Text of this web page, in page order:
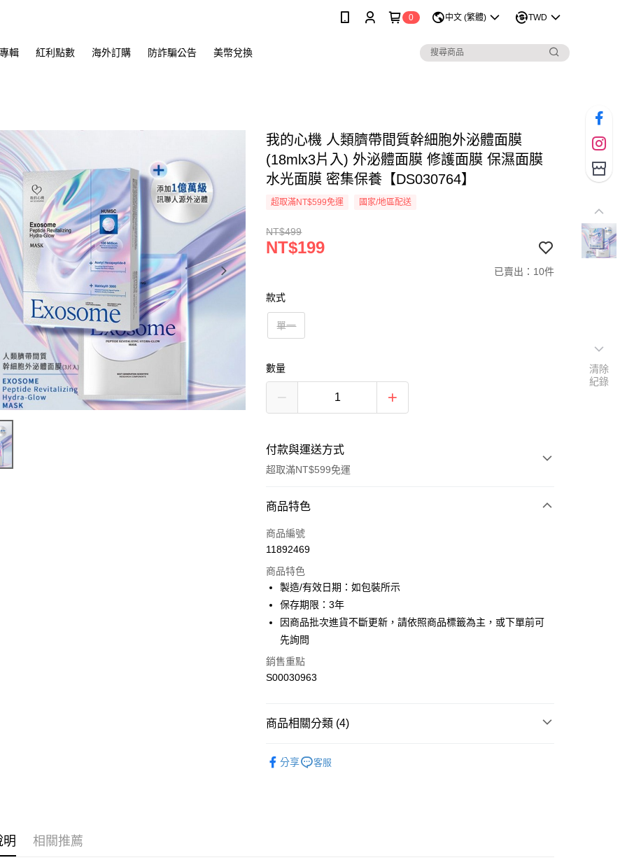
0 中文 (繁體) TWD
輯 紅利點數 海外訂購 防詐騙公告 美幣兌換
我的心機 人類臍帶間質幹細胞外泌體面膜
(18mlx3片入) 外泌體面膜 修護面膜 保濕面膜
水光面膜 密集保養【DS030764】
超取滿NT$599免運 國家/地區配送
NT$499
NT$199
已賣出：10件
款式
單一
數量
付款與運送方式
超取滿NT$599免運
付款方式
信用卡一次付款
LINE Pay
Apple Pay
街口支付
全盈+PAY
運送方式
全家付款取貨
商品特色
商品編號
11892469
商品特色
製造/有效日期：如包裝所示
保存期限：3年
因商品批次進貨不斷更新，請依照商品標籤為主，或下單前可
先詢問
銷售重點
S00030963
商品相關分類 (4)
分享 客服
明 相關推薦
清除
紀錄